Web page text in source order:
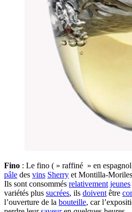
Fino : Le fino ( » raffiné » en
pâle des vins Sherry et Montilla-
Ils sont consommés relativement jeunes
variétés plus sucrées, ils doivent être
l’ouverture de la bouteille, car